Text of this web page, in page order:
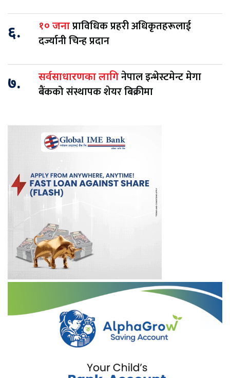
६. १० जनाप्राविधिक प्रहरी अधिकृतहरूलाई
दर्ज्यानी चिन्ह प्रदान
७. सर्वसाधारणका लागिनेपाल इन्भेस्टमेन्ट मेगा
बैंकको संस्थापक शेयर बिक्रीमा